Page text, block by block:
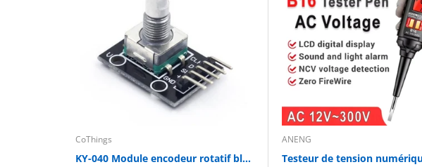
CoThings
KY-040 Module encodeur rotatif bleu pour Arduino avec code de démonstration
ANENG